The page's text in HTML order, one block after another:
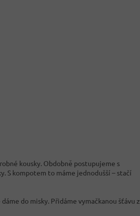
kousky. Obdobně postupujeme s
S kompotem to máme jednodušší – stačí
do misky. Přidáme vymačkanou šťávu z